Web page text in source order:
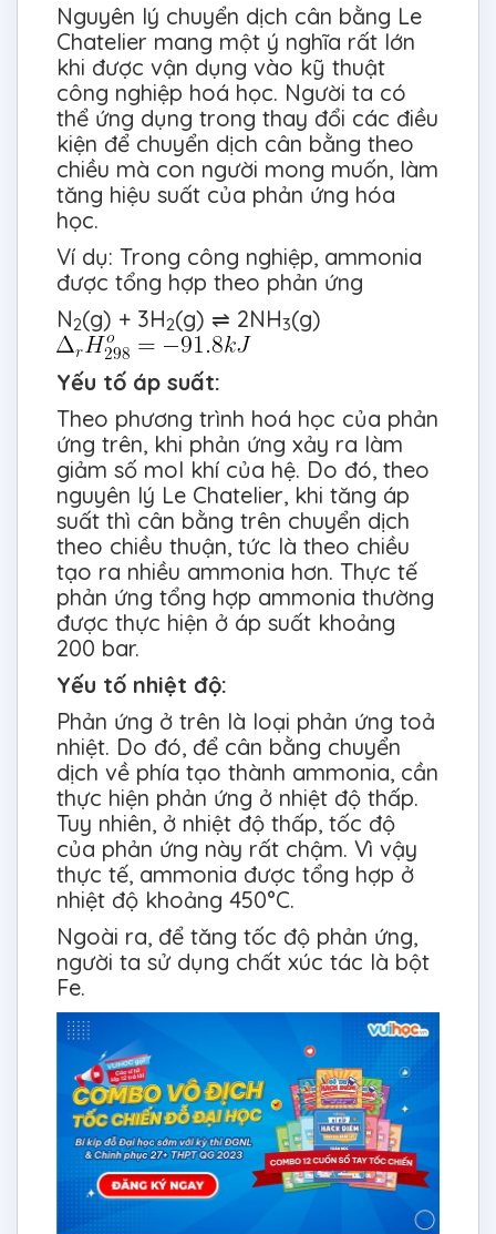
Nguyên lý chuyển dịch cân bằng Le
Chatelier mang một ý nghĩa rất lớn
khi được vận dụng vào kỹ thuật
công nghiệp hoá học. Người ta có
thể ứng dụng trong thay đổi các điều
kiện để chuyển dịch cân bằng theo
chiều mà con người mong muốn, làm
tăng hiệu suất của phản ứng hóa
học.
Ví dụ: Trong công nghiệp, ammonia
được tổng hợp theo phản ứng
N2(g) + 3H2(g) ⇌ 2NH3(g)
Yếu tố áp suất:
Theo phương trình hoá học của phản
ứng trên, khi phản ứng xảy ra làm
giảm số mol khí của hệ. Do đó, theo
nguyên lý Le Chatelier, khi tăng áp
suất thì cân bằng trên chuyển dịch
theo chiều thuận, tức là theo chiều
tạo ra nhiều ammonia hơn. Thực tế
phản ứng tổng hợp ammonia thường
được thực hiện ở áp suất khoảng
200 bar.
Yếu tố nhiệt độ:
Phản ứng ở trên là loại phản ứng toả
nhiệt. Do đó, để cân bằng chuyển
dịch về phía tạo thành ammonia, cần
thực hiện phản ứng ở nhiệt độ thấp.
Tuy nhiên, ở nhiệt độ thấp, tốc độ
của phản ứng này rất chậm. Vì vậy
thực tế, ammonia được tổng hợp ở
nhiệt độ khoảng 450°C.
Ngoài ra, để tăng tốc độ phản ứng,
người ta sử dụng chất xúc tác là bột
Fe.